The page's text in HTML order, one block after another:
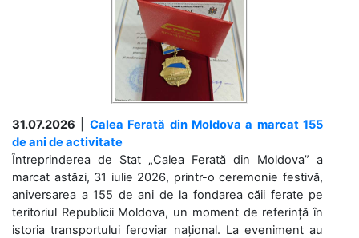
31.07.2026
Calea Ferată din Moldova a marcat 155
de ani de activitate
Întreprinderea de Stat „Calea Ferată din Moldova” a
marcat astăzi, 31 iulie 2026, printr-o ceremonie festivă,
aniversarea a 155 de ani de la fondarea căii ferate pe
teritoriul Republicii Moldova, un moment de referință în
istoria transportului feroviar național. La eveniment au